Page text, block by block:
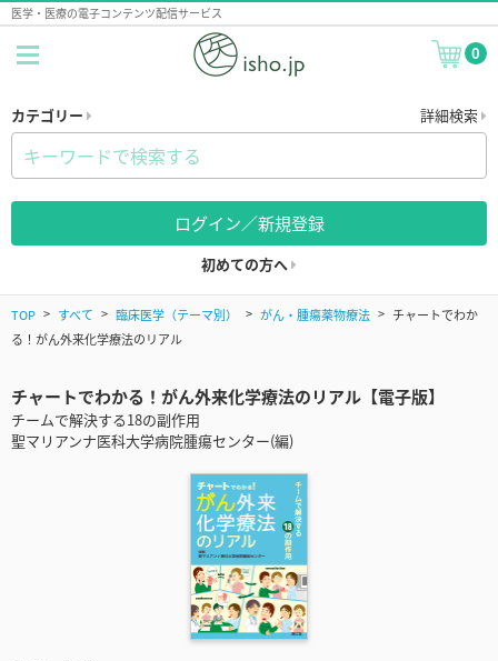
医学・医療の電子コンテンツ配信サービス
0
カテゴリー 詳細検索
ログイン／新規登録
初めての方へ
TOP すべて 臨床医学（テーマ別） がん・腫瘍薬物療法
チャートでわか
る！がん外来化学療法のリアル
チャートでわかる！がん外来化学療法のリアル【電子版】
チームで解決する18の副作用
聖マリアンナ医科大学病院腫瘍センター(編)